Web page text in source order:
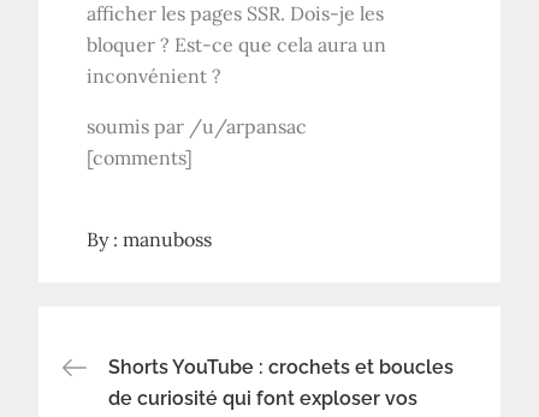
afficher les pages SSR. Dois-je les
bloquer ? Est-ce que cela aura un
inconvénient ?
soumis par /u/arpansac
[comments]
By :manuboss
Navigation
Shorts YouTube : crochets et boucles
de curiosité qui font exploser vos